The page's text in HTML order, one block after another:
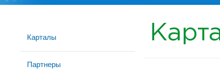
Карталы
Партнеры